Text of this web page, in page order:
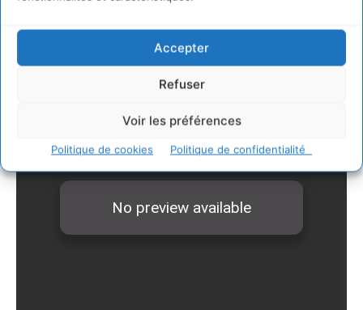
Accepter
Refuser
Voir les préférences
Politique de cookies Politique de confidentialité